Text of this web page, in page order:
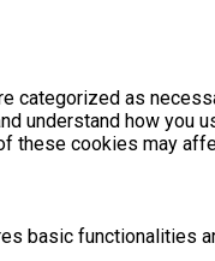
categorized as
understand how you
these cookies may
basic functionalities